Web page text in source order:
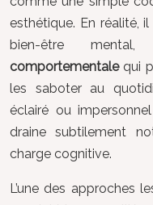
esthétique. En réalité,
bien-être
comportementalequi
les saboter au
éclairé ou
draine subtilement
charge cognitive.
L’une des approches